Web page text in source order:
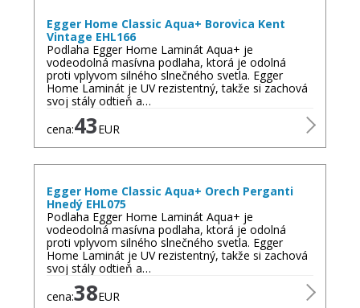
Egger Home Classic Aqua+ Borovica Kent
Vintage EHL166
Podlaha Egger Home Laminát Aqua+ je
vodeodolná masívna podlaha, ktorá je odolná
proti vplyvom silného slnečného svetla. Egger
Home Laminát je UV rezistentný, takže si zachová
svoj stály odtieň a…
cena:43EUR
Egger Home Classic Aqua+ Orech Perganti
Hnedý EHL075
Podlaha Egger Home Laminát Aqua+ je
vodeodolná masívna podlaha, ktorá je odolná
proti vplyvom silného slnečného svetla. Egger
Home Laminát je UV rezistentný, takže si zachová
svoj stály odtieň a…
cena:38EUR